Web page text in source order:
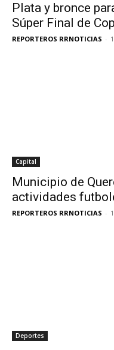
Plata y bronce
Súper Final de
REPORTEROS RRNOTICIAS -
Capital
Municipio de
actividades
REPORTEROS RRNOTICIAS -
Deportes